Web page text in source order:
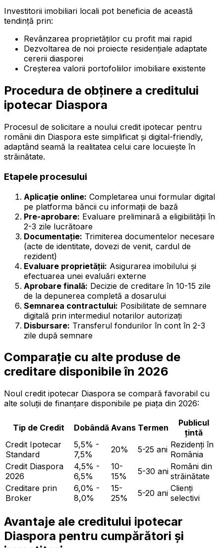
Investitorii imobiliari locali pot beneficia de această
tendință prin:
Revânzarea proprietăților cu profit mai rapid
Dezvoltarea de noi proiecte residențiale adaptate
cererii diasporei
Creșterea valorii portofoliilor imobiliare existente
Procedura de obținere a creditului
ipotecar Diaspora
Procesul de solicitare a noului credit ipotecar pentru
românii din Diaspora este simplificat și digital-friendly,
adaptând seamă la realitatea celui care locuiește în
străinătate.
Etapele procesului
Aplicație online: Completarea unui formular digital
pe platforma băncii cu informații de bază
Pre-aprobare: Evaluare preliminară a eligibilității în
2-3 zile lucrătoare
Documentație: Trimiterea documentelor necesare
(acte de identitate, dovezi de venit, cardul de
rezident)
Evaluare proprietății: Asigurarea imobilului și
efectuarea unei evaluări externe
Aprobare finală: Decizie de creditare în 10-15 zile
de la depunerea completă a dosarului
Semnarea contractului: Posibilitate de semnare
digitală prin intermediul notarilor autorizați
Disbursare: Transferul fondurilor în cont în 2-3
zile după semnare
Comparație cu alte produse de
creditare disponibile în 2026
Noul credit ipotecar Diaspora se compară favorabil cu
alte soluții de finanțare disponibile pe piața din 2026:
Tip de Credit Dobândă Avans Termen
Publicul
țintă
Credit Ipotecar
Standard
5,5% -
7,5%
20% 5-25 ani Rezidenți în
România
Credit Diaspora
2026
4,5% -
6,5%
10-
15%
5-30 ani Români din
străinătate
Creditare prin
Broker
6,0% -
8,0%
15-
25%
5-20 ani Clienți
selectivi
Avantaje ale creditului ipotecar
Diaspora pentru cumpărători și